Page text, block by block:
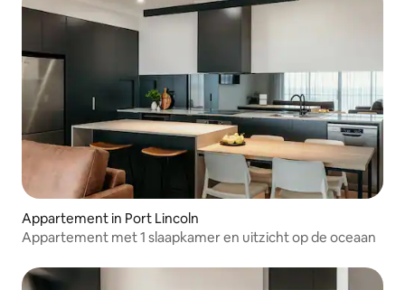
Appartement in Port Lincoln
Appartement met 1 slaapkamer en uitzicht op de oceaan